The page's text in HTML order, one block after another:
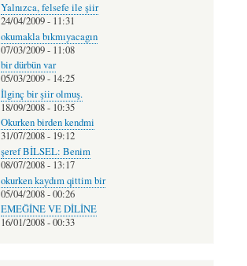
Yalnızca, felsefe ile şiir
24/04/2009 - 11:31
okumakla bıkmıyacagın
07/03/2009 - 11:08
bir dürbün var
05/03/2009 - 14:25
İlginç bir şiir olmuş.
18/09/2008 - 10:35
Okurken birden kendmi
31/07/2008 - 19:12
şeref BİLSEL: Benim
08/07/2008 - 13:17
okurken kaydım qittim bir
05/04/2008 - 00:26
EMEĞİNE VE DİLİNE
16/01/2008 - 00:33